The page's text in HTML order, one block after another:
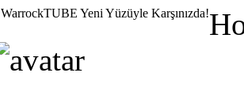
WarrockTUBE Yeni Yüzüyle Karşınızda!